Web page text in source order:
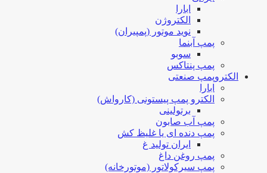
ابارا
الکتروژن
نوید موتور (پمپیران)
پمپ آبنما
سوبو
پمپ پنتاکس
الکتروپمپ صنعتی
ابارا
الکترو پمپ پیستونی (کارواش)
برتولینی
پمپ آب صابون
پمپ دنده ای یا غلیظ کش
ایران تولید غ
پمپ روغن داغ
پمپ سیرکولاتور (موتورخانه)